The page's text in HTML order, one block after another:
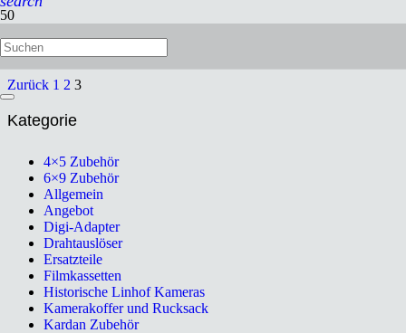
Ansatzlupe 3-fach, 022612
Zurück 1 2 3
Kategorie
4×5 Zubehör
6×9 Zubehör
Allgemein
Angebot
Digi-Adapter
Drahtauslöser
Ersatzteile
Filmkassetten
Historische Linhof Kameras
Kamerakoffer und Rucksack
Kardan Zubehör